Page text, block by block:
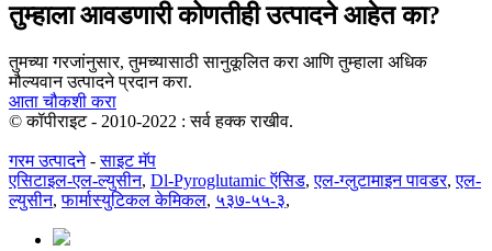
तुम्हाला आवडणारी कोणतीही उत्पादने आहेत का?
तुमच्या गरजांनुसार, तुमच्यासाठी सानुकूलित करा आणि तुम्हाला अधिक
मौल्यवान उत्पादने प्रदान करा.
आता चौकशी करा
© कॉपीराइट - 2010-2022 : सर्व हक्क राखीव.
गरम उत्पादने-साइट मॅप
एसिटाइल-एल-ल्युसीन, Dl-Pyroglutamic ऍसिड,एल-ग्लुटामाइन पावडर,एल-
ल्युसीन,फार्मास्युटिकल केमिकल, ५३७-५५-३,